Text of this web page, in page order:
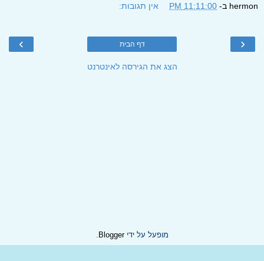
hermon ב- 11:11:00 PM אין תגובות:
‹
› דף הבית
הצג את הגירסה לאינטרנט
מופעל על ידיBlogger